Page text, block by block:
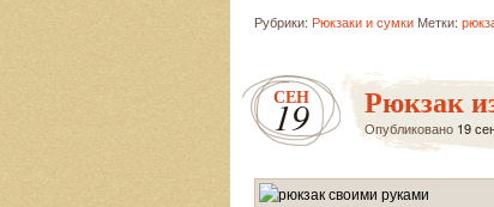
Рубрики: Рюкзаки и сумки Метки:
СЕН
19 Рюкзак
Опубликовано 19